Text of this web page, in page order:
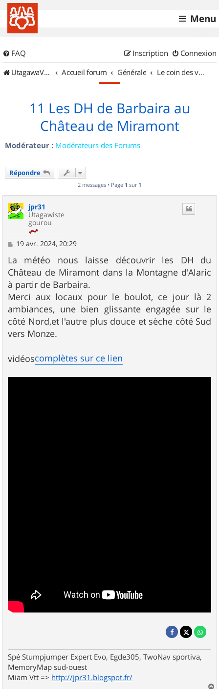
Menu
FAQ Connexion
Inscription
UtagawaVTT (Randos VTT et VTTAE avec traces GPS)
Accueil forum Générale Le coin des vidéastes
11 Les DH de Barbaira au
Château de Miramont
Modérateur : Modérateurs des Forums
Répondre
2 messages • Page 1 sur 1
jpr31
Utagawiste
gourou
M
s
s
a
g
e
19 avr. 2024, 20:29
La météo nous laisse découvrir les DH du
Château de Miramont dans la Montagne d'Alaric
à partir de Barbaira.
Merci aux locaux pour le boulot, ce jour là 2
ambiances, une bien glissante engagée sur le
côté Nord,et l'autre plus douce et sèche côté Sud
vers Monze.
vidéoscomplètes sur ce lien
Spé Stumpjumper Expert Evo, Egde305, TwoNav sportiva,
MemoryMap sud-ouest
Miam Vtt => http://jpr31.blogspot.fr/